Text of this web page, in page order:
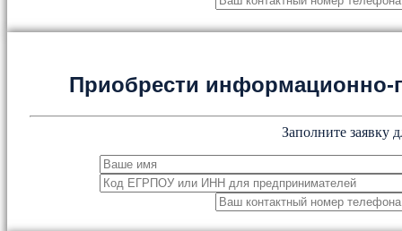
Приобрести
Заполните заявку